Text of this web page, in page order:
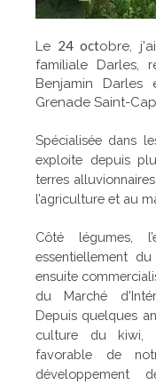
Le 24 octobre,
familiale Darles,
Benjamin
Grenade Saint-
Spécialisée dans
exploite depuis
terres
l’agriculture et au
Côté légumes,
essentiellement
ensuite
du Marché
Depuis quelques
culture du kiwi,
favorable de
développement